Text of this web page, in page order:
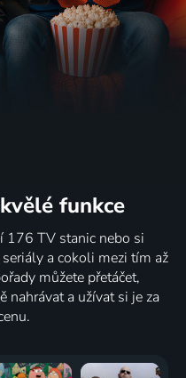
funkce
176 TV stanic nebo si
a cokoli mezi tím až
můžete přetáčet,
nahrávat a užívat si je za